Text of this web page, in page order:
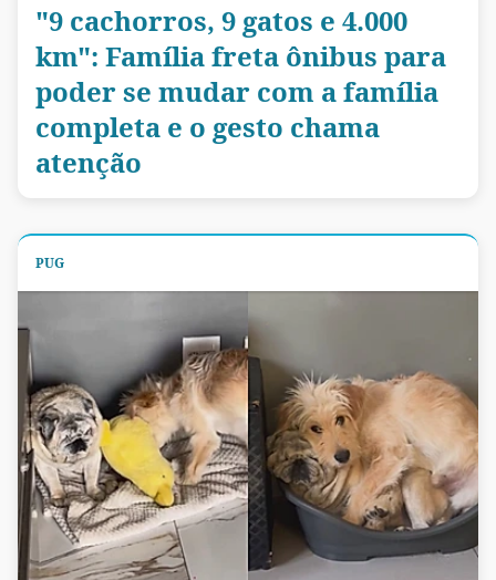
"9 cachorros, 9 gatos e 4.000
km": Família freta ônibus para
poder se mudar com a família
completa e o gesto chama
atenção
PUG